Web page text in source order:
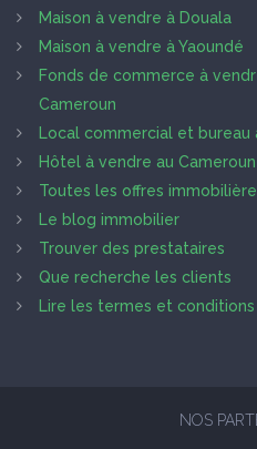
Maison à vendre à Douala
Maison à vendre à Yaoundé
Fonds de commerce à
Cameroun
Local commercial et bureau
Hôtel à vendre au
Toutes les offres
Le blog immobilier
Trouver des prestataires
Que recherche les clients
Lire les termes et conditions
NOS